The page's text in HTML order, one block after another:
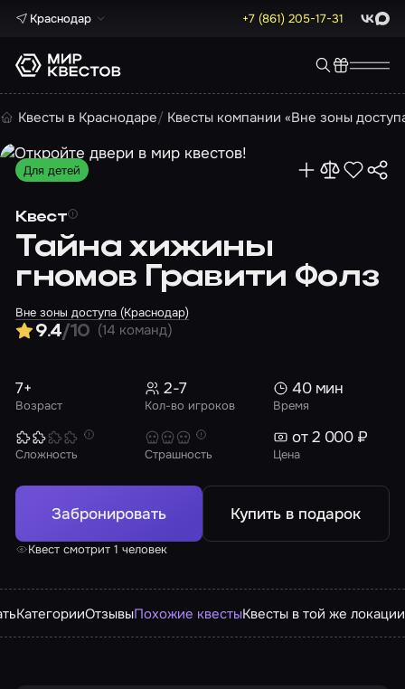
Краснодар +7 (861) 205-17-31 Max
Квесты в Краснодаре Квесты компании «Вне зоны
Для детей
Квест
Тайна хижины
гномов Гравити Фолз
Вне зоны доступа (Краснодар)
9.4/10 (14 команд)
Возраст
7+
Кол-во игроков
2-7
Время
40 мин
Сложность Страшность Цена
от 2 000 ₽
Забронировать Купить в подарок
Квест смотрит 1 человек
КатегорииОтзывыПохожие квестыКвесты в той же локации